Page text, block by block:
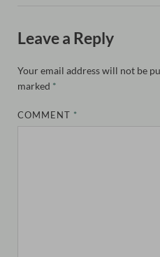
Leave a Reply
Your email address will not be
marked *
COMMENT *